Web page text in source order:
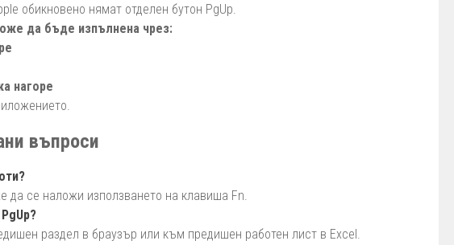
обикновено нямат отделен бутон PgUp.
да бъде изпълнена чрез:
нагоре
въпроси
да се наложи използването на клавиша Fn.
раздел в браузър или към предишен работен лист в Excel.